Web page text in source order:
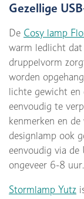
Gezellige
De Cosy lamp
warm ledlicht dat
druppelvorm
worden
lichte gewicht en
eenvoudig te
kenmerken en
designlamp ook
eenvoudig via de
ongeveer 6-8 uur.
Stormlamp Yutz